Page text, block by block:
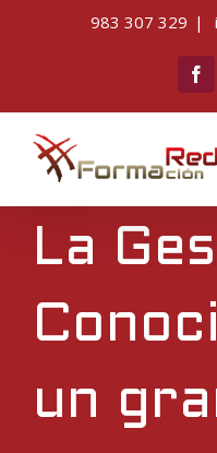
983 307 329 |
La
un